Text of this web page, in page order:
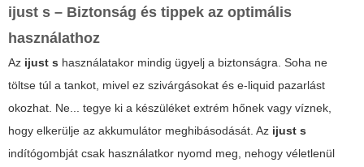
ijust s – Biztonság és tippek az optimális
használathoz
Az ijust s használatakor mindig ügyelj a biztonságra. Soha ne
töltse túl a tankot, mivel ez szivárgásokat és e-liquid pazarlást
okozhat. Ne... tegye ki a készüléket extrém hőnek vagy víznek,
hogy elkerülje az akkumulátor meghibásodását. Az ijust s
indítógombját csak használatkor nyomd meg, nehogy véletlenül